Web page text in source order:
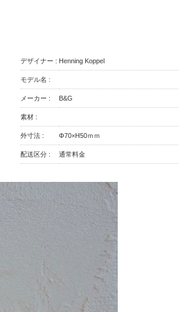
デザイナー : Henning Koppel
モデル名 :
メーカー : B&G
素材 :
外寸法 : Φ70×H50ｍｍ
配送区分 : 通常料金